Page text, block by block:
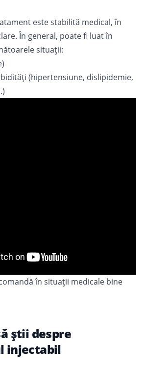
este stabilită medical, în
În general, poate fi luat în
situații:
(hipertensiune, dislipidemie,
în situații medicale bine
știi despre
injectabil